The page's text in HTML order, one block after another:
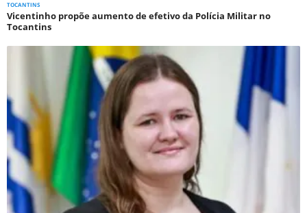
TOCANTINS
Vicentinho propõe aumento de efetivo da Polícia Militar no
Tocantins